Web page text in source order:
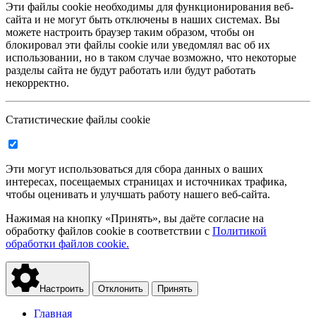
Эти файлы cookie необходимы для функционирования веб-
сайта и не могут быть отключены в наших системах. Вы
можете настроить браузер таким образом, чтобы он
блокировал эти файлы cookie или уведомлял вас об их
использовании, но в таком случае возможно, что некоторые
разделы сайта не будут работать или будут работать
некорректно.
Статистические файлы cookie
Эти могут использоваться для сбора данных о ваших
интересах, посещаемых страницах и источниках трафика,
чтобы оценивать и улучшать работу нашего веб-сайта.
Нажимая на кнопку «Принять», вы даёте согласие на
обработку файлов cookie в соответствии с Политикой
обработки файлов cookie.
Настроить Отклонить Принять
Главная